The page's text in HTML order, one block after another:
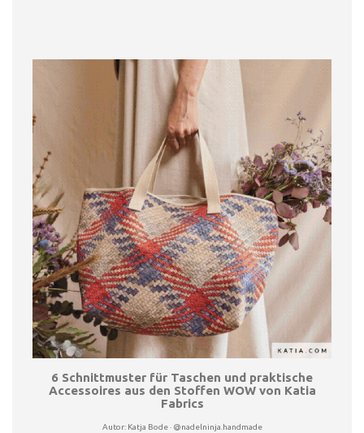
6 Schnittmuster für Taschen und praktische
Accessoires aus den Stoffen WOW von Katia
Fabrics
Autor: Katja Bode · @nadelninja.handmade